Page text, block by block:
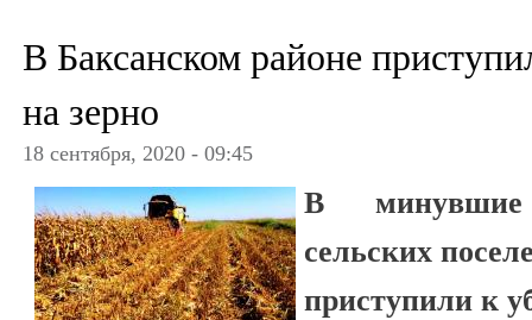
В Баксанском районе
на зерно
18 сентября, 2020 - 09:45
В минувшие
сельских
приступили к